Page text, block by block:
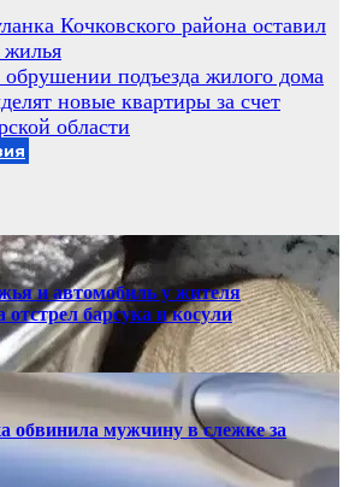
Кочковского района оставил
жилья
подъезда жилого дома
новые квартиры за счет
области
и автомобиль у жителя
отстрел барсука и косули
обвинила мужчину в слежке за